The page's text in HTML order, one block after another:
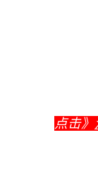
点击》